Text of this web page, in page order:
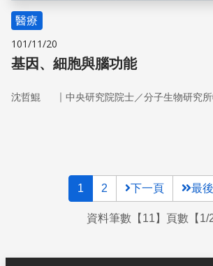
醫療
101/11/20
基因、細胞與腦功能
沈哲鯤 ｜ 中央研究院院士／分子生物研究
1 2 下一頁 最
資料筆數【11】頁數【1/2